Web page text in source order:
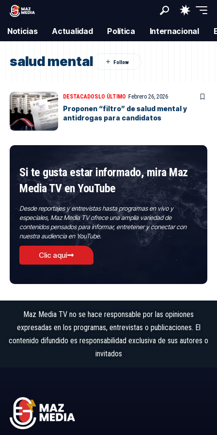
Noticias Actualidad Política Internacional
salud mental
DESTACADOSLO ÚLTIMO Febrero 26, 2026
Proponen “filtro” de salud mental y
antidrogas para candidatos
Si te gusta estar informado, mira Maz
Media TV en YouTube
Desde reportajes y entrevistas hasta programas en vivo y
especiales, Maz Media TV ofrece una amplia variedad de
contenidos pensados para informar, entretener y conectar con
nuestra audiencia en YouTube.
Clic aquí
Maz Media TV no se hace responsable por las opiniones
expresadas en los programas, entrevistas o publicaciones. El
contenido difundido es responsabilidad exclusiva de sus autores o
invitados